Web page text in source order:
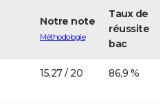
Notre note
Méthodologie
Taux de
réussite
bac
15,27 / 20 86,9 %